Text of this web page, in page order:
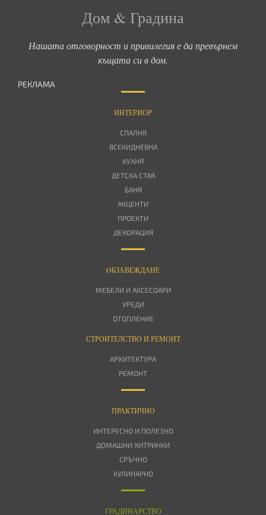
Дом & Градина
Нашата отговорност и привилегия е да превърнем
къщата си в дом.
РЕКЛАМА
ИНТЕРИОР
СПАЛНЯ
ВСЕКИДНЕВНА
КУХНЯ
ДЕТСКА СТАЯ
БАНЯ
АКЦЕНТИ
ПРОЕКТИ
ДЕКОРАЦИЯ
OБЗАВЕЖДАНЕ
МЕБЕЛИ И АКСЕСОАРИ
УРЕДИ
ОТОПЛЕНИЕ
СТРОИТЕЛСТВО И РЕМОНТ
АРХИТЕКТУРА
РЕМОНТ
ПРАКТИЧНО
ИНТЕРЕСНО И ПОЛЕЗНО
ДОМАШНИ ХИТРИНКИ
СРЪЧНО
КУЛИНАРНО
ГРАДИНАРСТВО